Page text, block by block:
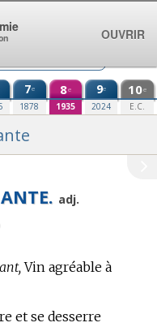
7e
1878
8e
1935
9e
2024
10e
E.C.
adj.
Vin agréable à
et se desserre
OUVRIR